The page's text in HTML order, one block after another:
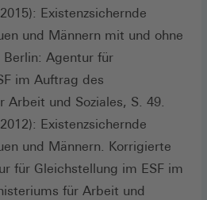
Existenzsichernde
und Männern mit und ohne
Agentur für
im Auftrag des
Arbeit und Soziales, S. 49.
Existenzsichernde
und Männern. Korrigierte
für Gleichstellung im ESF im
für Arbeit und